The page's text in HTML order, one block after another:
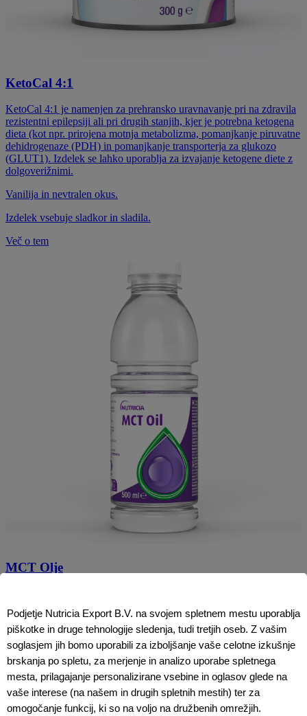
KetoCal 4:1
KetoCal 4:1 je namenjen za prehransko uravnavanje pri na zdravila
rezistentni epilepsiji ali pri drugih stanjih, kjer je potrebna ketogena
dieta (kot npr. prirojena motnja metabolizma, pomanjkanje piruvatne
dehidrogenaze (PDH) in pomanjkanje transporterja za glukozo
(GLUT1). Izdelek se lahko uporablja za izvajanje ketogene diete z
dolgoverižnimi.
Vanilija in nevtralen okus.
Izdelek vsebuje sladkor in sladila.
Več o tem
MCT Olje
MCT olje je mešanica trigliceridov, ki vsebujejo večinoma
oktanojske (C8) in dekanojske (C10) kisline.
Živilo za posebne zdravstvene namene, za prehransko uravnavanje
bolezenskih znakov pri bolnikih z malabsorbcijo maščob in v drugih
primerih ugotovljenih sindromov malabsorbcije.
Podjetje Nutricia Export B.V. na svojem spletnem mestu uporablja
piškotke in druge tehnologije sledenja, tudi tretjih oseb. Z vašim
soglasjem jih bomo uporabili za izboljšanje vaše celotne izkušnje
brskanja po spletu, za merjenje in analizo uporabe spletnega
mesta, prilagajanje personalizirane vsebine in oglasov glede na
vaše interese (na našem in drugih spletnih mestih) ter za
omogočanje funkcij, ki so na voljo na družbenih omrežjih.